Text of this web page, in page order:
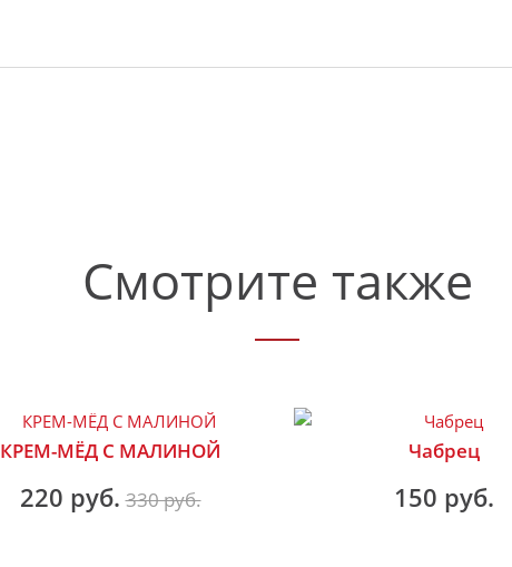
Смотрите также
КРЕМ-МЁД С МАЛИНОЙ
220 руб. 330 руб.
Чабрец
150 руб.